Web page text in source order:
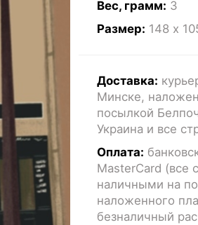
Вес, грамм: 3
Размер: 148 x
Доставка:
Минске,
посылкой
Украина и все
Оплата:
MasterCard (все
наличными на
наложенного
безналичный